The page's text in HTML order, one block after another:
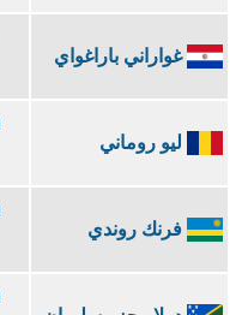
غواراني باراغواي
ليو روماني
فرنك روندي